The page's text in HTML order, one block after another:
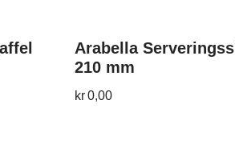
Arabella
210 mm
kr0,00